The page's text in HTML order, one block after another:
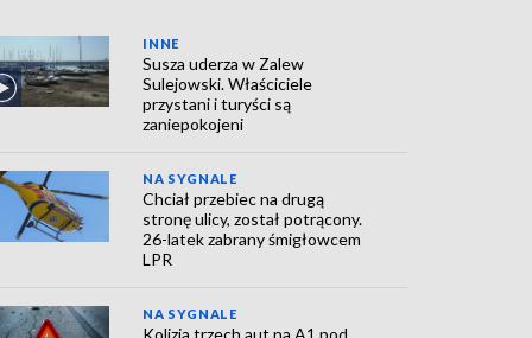
INNE
Susza uderza w Zalew
Sulejowski. Właściciele
przystani i turyści są
zaniepokojeni
NA SYGNALE
Chciał przebiec na drugą
stronę ulicy, został potrącony.
26-latek zabrany śmigłowcem
LPR
NA SYGNALE
Kolizja trzech aut na A1 pod